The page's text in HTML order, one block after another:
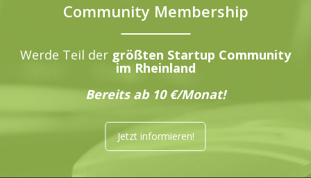
Community Membership
Werde Teil der größten Startup Community
im Rheinland
Bereits ab 10 €/Monat!
Jetzt informieren!